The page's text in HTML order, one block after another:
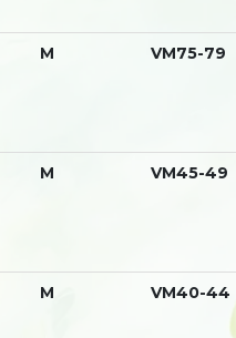
М VM75-79
М VM45-49
М VM40-44